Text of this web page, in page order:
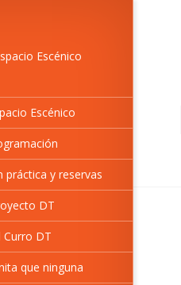
Escénico
práctica y reservas
DT
Curro DT
que ninguna